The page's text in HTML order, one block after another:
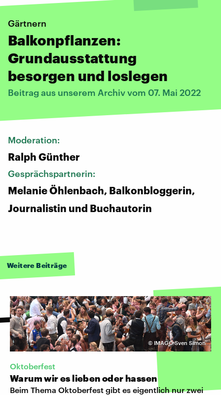
Gärtnern
Balkonpflanzen:
Grundausstattung
besorgen und loslegen
Beitrag aus unserem Archiv vom 07. Mai 2022
Moderation:
Ralph Günther
Gesprächspartnerin:
Melanie Öhlenbach, Balkonbloggerin,
Journalistin und Buchautorin
Weitere Beiträge
© IMAGO Sven Simon
Oktoberfest
Warum wir es lieben oder hassen
Beim Thema Oktoberfest gibt es eigentlich nur zwei